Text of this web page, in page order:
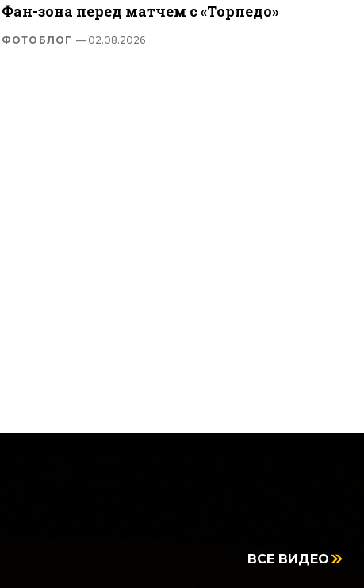
Фан-зона перед матчем с «Торпедо»
ФОТОБЛОГ — 02.08.2026
ВСЕ ВИДЕО